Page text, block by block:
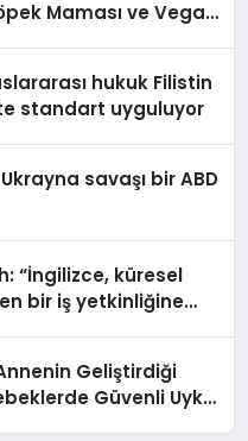
Maması ve Vegan
hukuk Filistin
standart uyguluyor
savaşı bir ABD
“İngilizce, küresel
bir iş yetkinliğine
Geliştirdiği
Güvenli Uyku